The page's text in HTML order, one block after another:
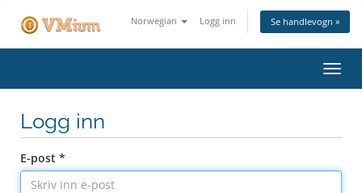
Norwegian Logg inn Se handlevogn »
Bytt
Logg inn
E-post *